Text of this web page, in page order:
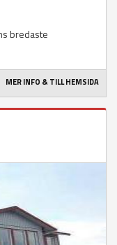
bredaste
MER INFO & TILL HEMSIDA